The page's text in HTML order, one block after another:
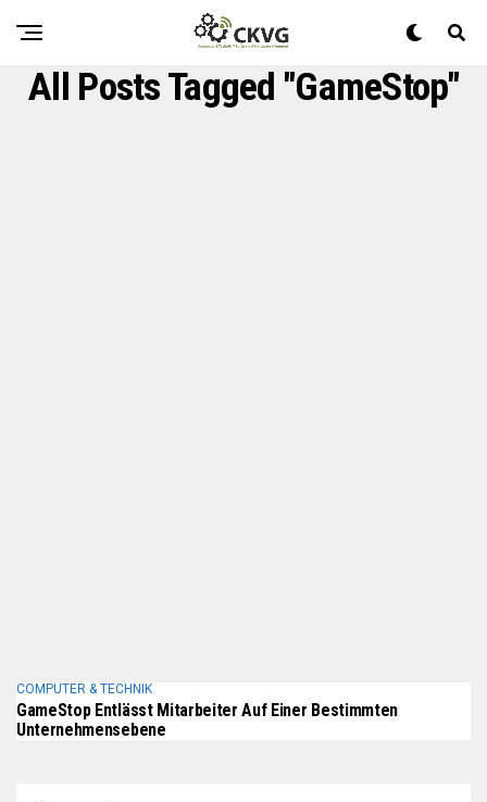
All Posts Tagged "GameStop"
COMPUTER & TECHNIK
GameStop Entlässt Mitarbeiter Auf Einer Bestimmten
Unternehmensebene